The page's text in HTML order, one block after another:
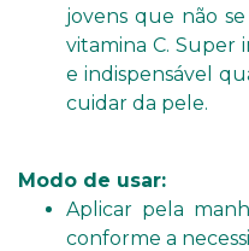
jovens que não
vitamina C. Super
e indispensável
cuidar da pele.
Modo de usar:
Aplicar pela
conforme a